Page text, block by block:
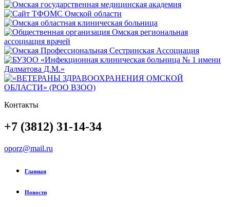
Контакты
+7 (3812) 31-14-34
oporz@mail.ru
Главная
Новости